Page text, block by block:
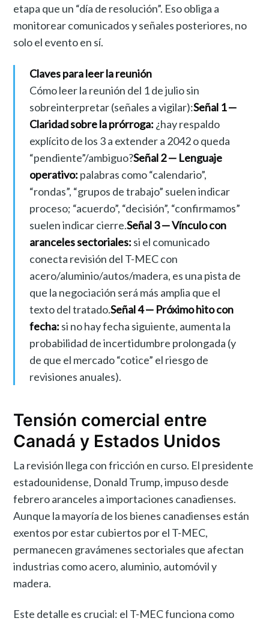
etapa que un “día de resolución”. Eso obliga a
monitorear comunicados y señales posteriores, no
solo el evento en sí.
Claves para leer la reunión
Cómo leer la reunión del 1 de julio sin
sobreinterpretar (señales a vigilar):Señal 1 —
Claridad sobre la prórroga: ¿hay respaldo
explícito de los 3 a extender a 2042 o queda
“pendiente”/ambiguo?Señal 2 — Lenguaje
operativo: palabras como “calendario”,
“rondas”, “grupos de trabajo” suelen indicar
proceso; “acuerdo”, “decisión”, “confirmamos”
suelen indicar cierre.Señal 3 — Vínculo con
aranceles sectoriales: si el comunicado
conecta revisión del T-MEC con
acero/aluminio/autos/madera, es una pista de
que la negociación será más amplia que el
texto del tratado.Señal 4 — Próximo hito con
fecha: si no hay fecha siguiente, aumenta la
probabilidad de incertidumbre prolongada (y
de que el mercado “cotice” el riesgo de
revisiones anuales).
Tensión comercial entre
Canadá y Estados Unidos
La revisión llega con fricción en curso. El presidente
estadounidense, Donald Trump, impuso desde
febrero aranceles a importaciones canadienses.
Aunque la mayoría de los bienes canadienses están
exentos por estar cubiertos por el T-MEC,
permanecen gravámenes sectoriales que afectan
industrias como acero, aluminio, automóvil y
madera.
Este detalle es crucial: el T-MEC funciona como